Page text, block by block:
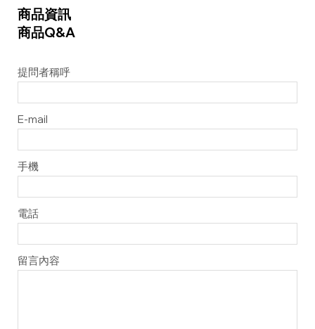
商品資訊
商品Q&A
提問者稱呼
E-mail
手機
電話
留言內容